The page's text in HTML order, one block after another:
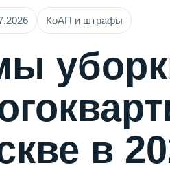
КоАП и штрафы
в